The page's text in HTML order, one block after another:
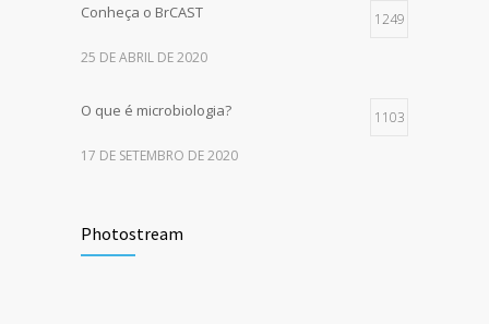
Conheça o BrCAST 1249
25 DE ABRIL DE 2020
O que é microbiologia? 1103
17 DE SETEMBRO DE 2020
10 DE JULHO DE 2020
Photostream